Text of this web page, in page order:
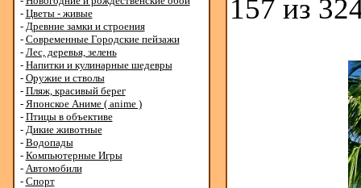
- Цветы - живые
- Древние замки и строения
- Современные Городские пейзажи
- Лес, деревья, зелень
- Напитки и кулинарные шедевры
- Оружие и стволы
- Пляж, красивый берег
- Японское Аниме ( anime )
- Птицы в объективе
- Дикие животные
- Водопады
- Компьютерные Игры
- Автомобили
- Спорт
157 из